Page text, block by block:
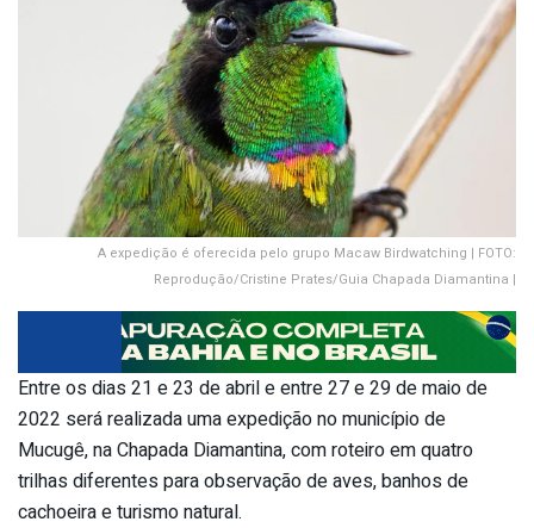
A expedição é oferecida pelo grupo Macaw Birdwatching | FOTO:
Reprodução/Cristine Prates/Guia Chapada Diamantina |
Entre os dias 21 e 23 de abril e entre 27 e 29 de maio de
2022 será realizada uma expedição no município de
Mucugê, na Chapada Diamantina, com roteiro em quatro
trilhas diferentes para observação de aves, banhos de
cachoeira e turismo natural.